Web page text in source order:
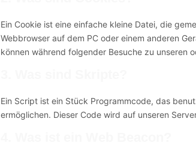
Ein Cookie ist eine einfache kleine Datei, die
Webbrowser auf dem PC oder einem anderen
können während folgender Besuche zu unseren
Ein Script ist ein Stück Programmcode, das
ermöglichen. Dieser Code wird auf unseren